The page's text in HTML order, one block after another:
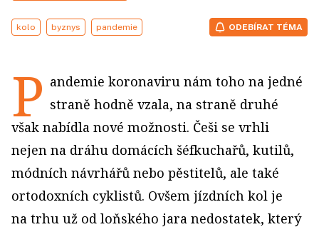
kolo byznys pandemie ODEBÍRAT TÉMA
P andemie koronaviru nám toho na jedné
straně hodně vzala, na straně druhé
však nabídla nové možnosti. Češi se vrhli
nejen na dráhu domácích šéfkuchařů, kutilů,
módních návrhářů nebo pěstitelů, ale také
ortodoxních cyklistů. Ovšem jízdních kol je
na trhu už od loňského jara nedostatek, který